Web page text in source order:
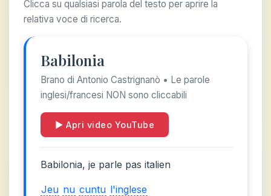
Clicca su qualsiasi parola del testo per aprire la
relativa voce di ricerca.
Babilonia
Brano di Antonio Castrignanò • Le parole
inglesi/francesi NON sono cliccabili
▶ Apri video YouTube
Babilonia, je parle pas italien
Jeu nu cuntu l'inglese